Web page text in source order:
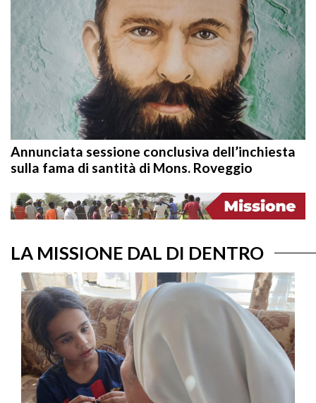
Annunciata sessione conclusiva dell’inchiesta
sulla fama di santità di Mons. Roveggio
LA MISSIONE DAL DI DENTRO